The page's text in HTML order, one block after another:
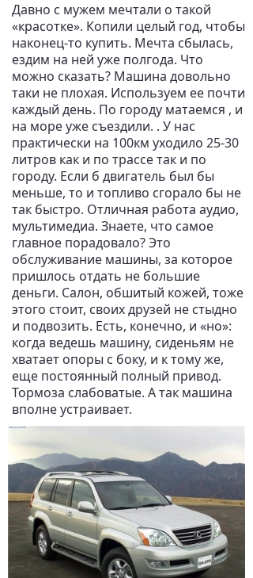
Давно с мужем мечтали о такой
«красотке». Копили целый год, чтобы
наконец-то купить. Мечта сбылась,
ездим на ней уже полгода. Что
можно сказать? Машина довольно
таки не плохая. Используем ее почти
каждый день. По городу матаемся , и
на море уже съездили. . У нас
практически на 100км уходило 25-30
литров как и по трассе так и по
городу. Если б двигатель был бы
меньше, то и топливо сгорало бы не
так быстро. Отличная работа аудио,
мультимедиа. Знаете, что самое
главное порадовало? Это
обслуживание машины, за которое
пришлось отдать не большие
деньги. Салон, обшитый кожей, тоже
этого стоит, своих друзей не стыдно
и подвозить. Есть, конечно, и «но»:
когда ведешь машину, сиденьям не
хватает опоры с боку, и к тому же,
еще постоянный полный привод.
Тормоза слабоватые. А так машина
вполне устраивает.